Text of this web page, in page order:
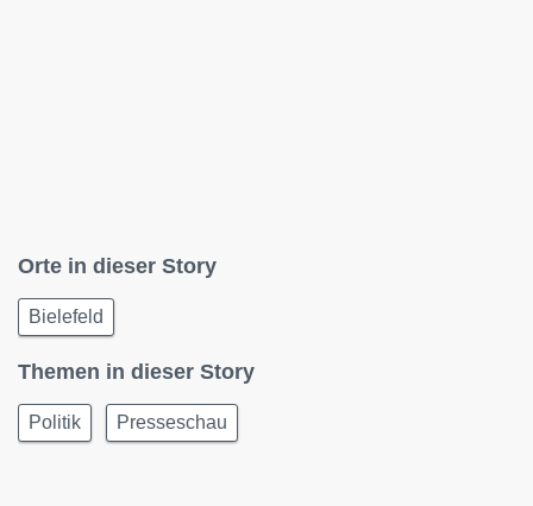
Orte in dieser Story
Bielefeld
Themen in dieser Story
Politik Presseschau